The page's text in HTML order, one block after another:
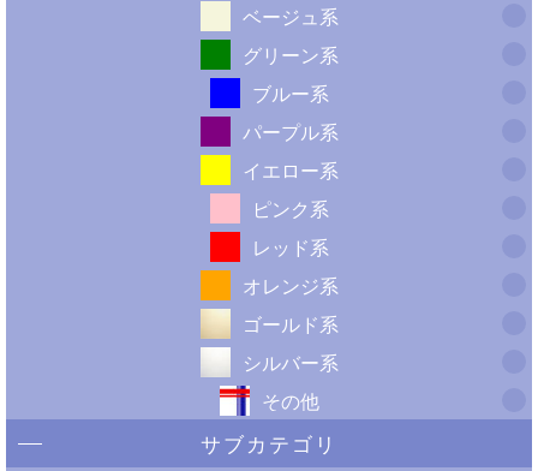
ベージュ系
グリーン系
ブルー系
パープル系
イエロー系
ピンク系
レッド系
オレンジ系
ゴールド系
シルバー系
その他
サブカテゴリ